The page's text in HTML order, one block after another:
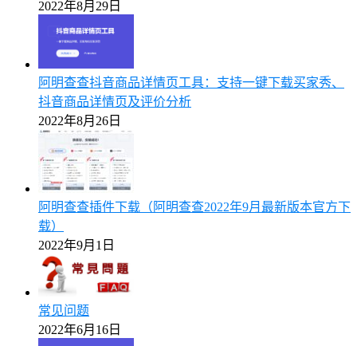
2022年8月29日
阿明查查抖音商品详情页工具：支持一键下载买家秀、
抖音商品详情页及评价分析
2022年8月26日
阿明查查插件下载（阿明查查2022年9月最新版本官方下
载）
2022年9月1日
常见问题
2022年6月16日